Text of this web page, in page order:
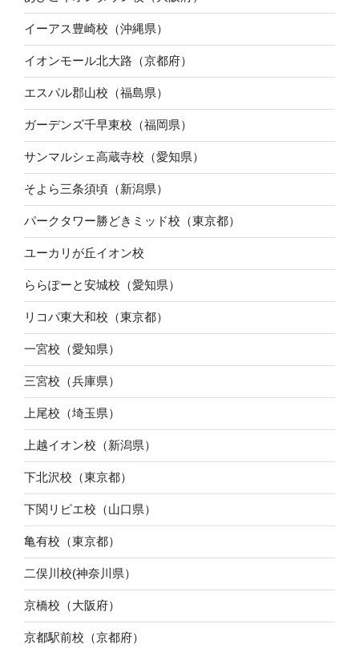
イーアス豊崎校（沖縄県）
イオンモール北大路（京都府）
エスパル郡山校（福島県）
ガーデンズ千早東校（福岡県）
サンマルシェ高蔵寺校（愛知県）
そよら三条須頃（新潟県）
パークタワー勝どきミッド校（東京都）
ユーカリが丘イオン校
ららぽーと安城校（愛知県）
リコパ東大和校（東京都）
一宮校（愛知県）
三宮校（兵庫県）
上尾校（埼玉県）
上越イオン校（新潟県）
下北沢校（東京都）
下関リピエ校（山口県）
亀有校（東京都）
二俣川校(神奈川県）
京橋校（大阪府）
京都駅前校（京都府）